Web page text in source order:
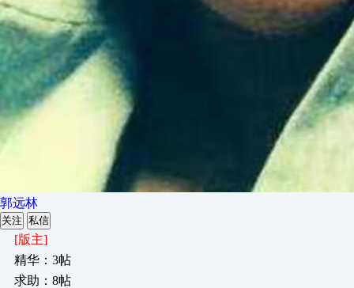
郭远林
关注 私信
[版主]
精华：3帖
求助：8帖